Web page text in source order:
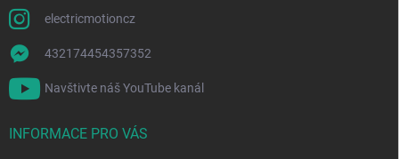
electricmotioncz
432174454357352
Navštivte náš YouTube kanál
INFORMACE PRO VÁS